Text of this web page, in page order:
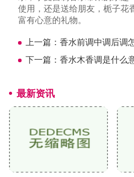
使用，还是送给朋友，栀子花
富有心意的礼物。
上一篇： 香水前调中调后调
下一篇： 香水木香调是什么
最新资讯